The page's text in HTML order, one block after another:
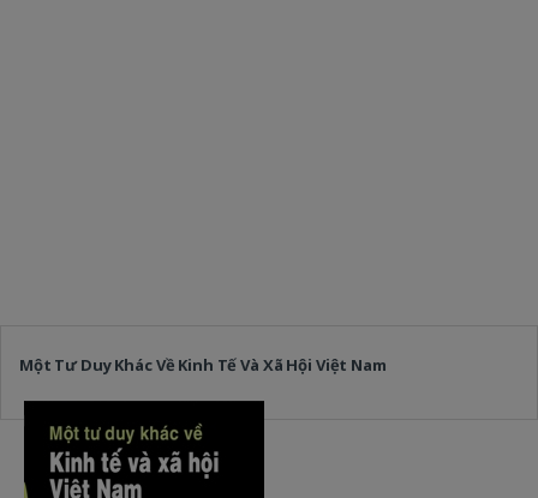
Một Tư Duy Khác Về Kinh Tế Và Xã Hội Việt Nam